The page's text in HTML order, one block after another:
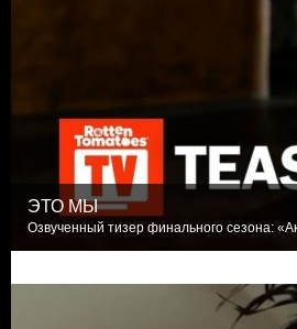
ЭТО МЫ
Озвученный тизер финального сезона: